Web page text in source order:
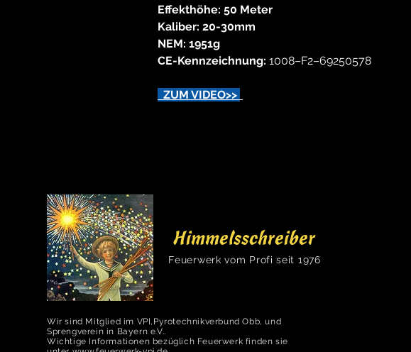
Effekthöhe: 50 Meter
Kaliber: 20-30mm
NEM: 1951g
CE-Kennzeichnung: 1008–F2–69250578
ZUM VIDEO>>
Himmelsschreiber
Feuerwerk vom Profi seit 1976
Wir sind Mitglied im VPI,Pyrotechnikverbund Obb, und
Sprengverein in Bayern e.V..
Wichtige Informationen bezüglich Feuerwerk finden sie